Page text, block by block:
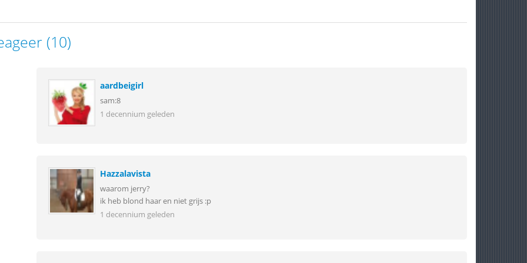
(10)
aardbeigirl
sam:8
1 decennium geleden
Hazzalavista
waarom jerry?
ik heb blond haar en niet grijs :p
1 decennium geleden